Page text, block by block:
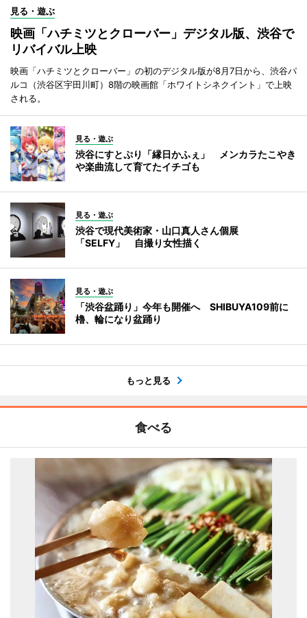
見る・遊ぶ
映画「ハチミツとクローバー」デジタル版、渋谷で
リバイバル上映
映画「ハチミツとクローバー」の初のデジタル版が8月7日から、渋谷パ
ルコ（渋谷区宇田川町）8階の映画館「ホワイトシネクイント」で上映
される。
見る・遊ぶ
渋谷にすとぷり「縁日かふぇ」 メンカラたこやき
や楽曲流して育てたイチゴも
見る・遊ぶ
渋谷で現代美術家・山口真人さん個展
「SELFY」 自撮り女性描く
見る・遊ぶ
「渋谷盆踊り」今年も開催へ SHIBUYA109前に
櫓、輪になり盆踊り
もっと見る
食べる